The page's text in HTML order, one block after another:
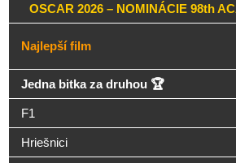
OSCAR 2026 – NOMINÁCIE 98th
Najlepší film
Jedna bitka za druhou 🏆
F1
Hriešnici